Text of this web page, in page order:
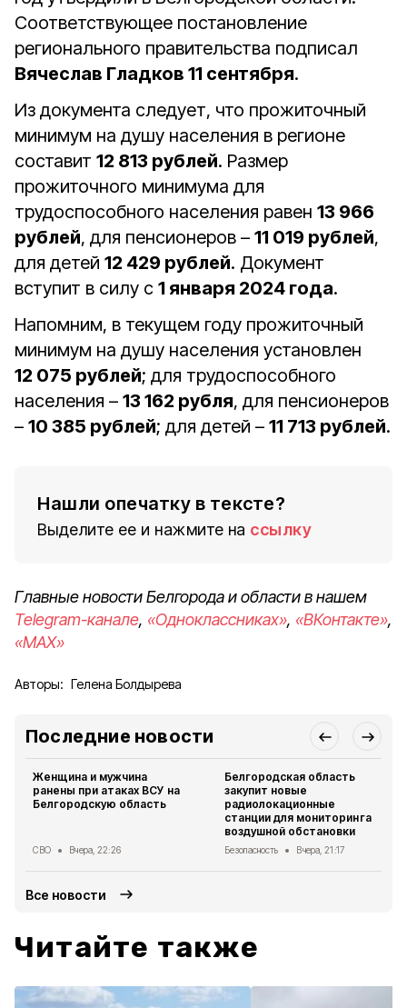
Соответствующее постановление
регионального правительства подписал
Вячеслав Гладков 11 сентября.
Из документа следует, что прожиточный
минимум на душу населения в регионе
составит 12 813 рублей. Размер
прожиточного минимума для
трудоспособного населения равен 13 966
рублей, для пенсионеров – 11 019 рублей,
для детей 12 429 рублей. Документ
вступит в силу с 1 января 2024 года.
Напомним, в текущем году прожиточный
минимум на душу населения установлен
12 075 рублей; для трудоспособного
населения – 13 162 рубля, для пенсионеров
– 10 385 рублей; для детей – 11 713 рублей.
Нашли опечатку в тексте?
Выделите ее и нажмите на ссылку
Главные новости Белгорода и области в нашем
Telegram-канале, «Одноклассниках», «ВКонтакте»,
«MAX»
Авторы: Гелена Болдырева
Последние новости
Женщина и мужчина
ранены при атаках ВСУ на
Белгородскую область
СВО Вчера, 22:26
Белгородская область
закупит новые
радиолокационные
станции для мониторинга
воздушной обстановки
Безопасность Вчера, 21:17
Все новости
Читайте также